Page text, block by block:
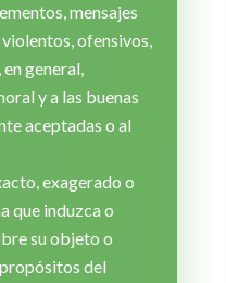
mensajes
ofensivos,
general,
y a las buenas
aceptadas o al
exagerado o
que induzca o
su objeto o
del